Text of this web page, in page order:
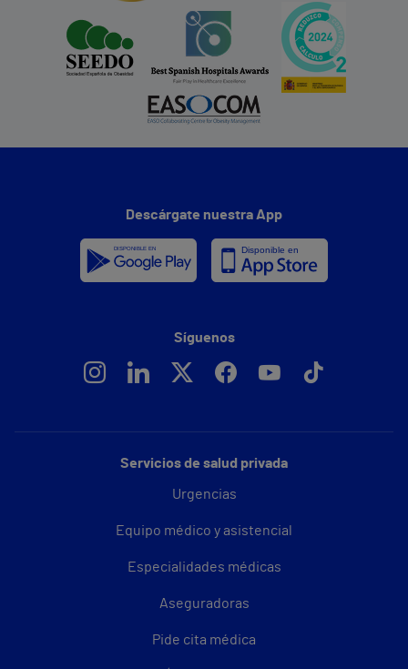
Servicios de salud privada
Urgencias
Equipo médico y asistencial
Especialidades médicas
Aseguradoras
Pide cita médica
Descárgate nuestra App
Síguenos